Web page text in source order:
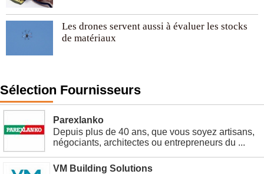
Les drones servent aussi à évaluer les stocks
de matériaux
Sélection Fournisseurs
Parexlanko
Depuis plus de 40 ans, que vous soyez artisans,
négociants, architectes ou entrepreneurs du ...
VM Building Solutions